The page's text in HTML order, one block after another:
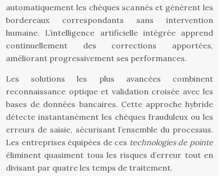
automatiquement les chèques scannés et génèrent les
bordereaux correspondants sans intervention
humaine. L’intelligence artificielle intégrée apprend
continuellement des corrections apportées,
améliorant progressivement ses performances.
Les solutions les plus avancées combinent
reconnaissance optique et validation croisée avec les
bases de données bancaires. Cette approche hybride
détecte instantanément les chèques frauduleux ou les
erreurs de saisie, sécurisant l’ensemble du processus.
Les entreprises équipées de ces technologies de pointe
éliminent quasiment tous les risques d’erreur tout en
divisant par quatre les temps de traitement.